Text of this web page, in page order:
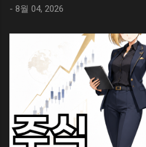
캡쳐 도구를 사용
다. 윈도우 캡쳐 단
가 저장되어 있는
보통은 자신에게 익
트 등에 붙여넣기
에 대한 별도의 설
캡쳐는 자동 저장
크린샷 `폴더에서
용어에 차이가 있
찾는데 애로 사항
드시트의 용어를 비
높이 로 표현하지만
절 로 메뉴에 표현
어가 다르기에 엑셀
드시트에서 헷갈리
조절하는 방법 구글
- 8월 04, 2026